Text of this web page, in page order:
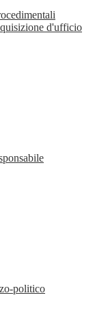
d'ufficio
politico